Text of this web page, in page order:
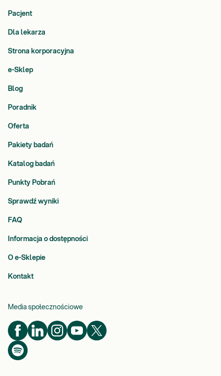
Pacjent
Dla lekarza
Strona korporacyjna
e-Sklep
Blog
Poradnik
Oferta
Pakiety badań
Katalog badań
Punkty Pobrań
Sprawdź wyniki
FAQ
Informacja o dostępności
O e-Sklepie
Kontakt
Media społecznościowe